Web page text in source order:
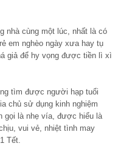
nhà cùng một lúc, nhất là có
em nghèo ngày xưa hay tụ
giả để hy vọng được tiền lì xì
tìm được người hạp tuổi
chủ sử dụng kinh nghiệm
gọi là nhẹ vía, được hiểu là
vui vẻ, nhiệt tình may
Tết.